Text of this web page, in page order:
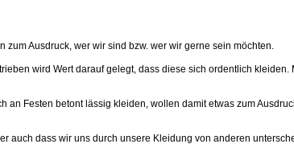
Ausdruck, wer wir sind bzw. wer wir gerne sein möchten.
wird Wert darauf gelegt, dass diese sich ordentlich
Festen betont lässig kleiden, wollen damit etwas zum
dass wir uns durch unsere Kleidung von anderen